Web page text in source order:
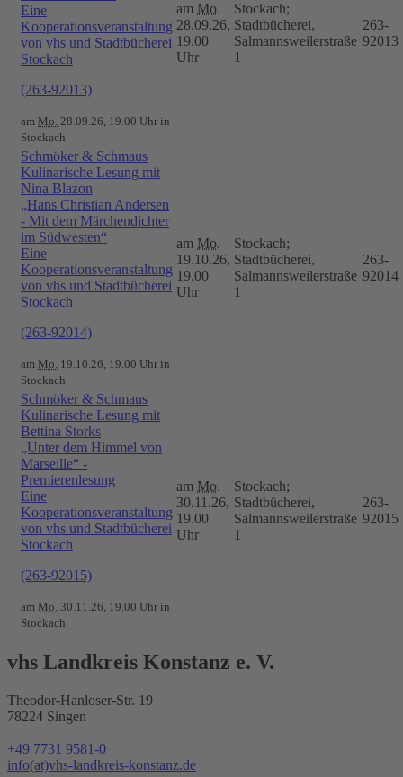
Eine
Kooperationsveranstaltung
von vhs und Stadtbücherei
Stockach
(263-92013)
am Mo. 28.09.26, 19.00 Uhr in
Stockach
am Mo.
28.09.26,
19.00
Uhr
Stockach;
Stadtbücherei,
Salmannsweilerstraße
1
263-
92013
Schmöker & Schmaus
Kulinarische Lesung mit
Nina Blazon
„Hans Christian Andersen
- Mit dem Märchendichter
im Südwesten“
Eine
Kooperationsveranstaltung
von vhs und Stadtbücherei
Stockach
(263-92014)
am Mo. 19.10.26, 19.00 Uhr in
Stockach
am Mo.
19.10.26,
19.00
Uhr
Stockach;
Stadtbücherei,
Salmannsweilerstraße
1
263-
92014
Schmöker & Schmaus
Kulinarische Lesung mit
Bettina Storks
„Unter dem Himmel von
Marseille“ -
Premierenlesung
Eine
Kooperationsveranstaltung
von vhs und Stadtbücherei
Stockach
(263-92015)
am Mo. 30.11.26, 19.00 Uhr in
Stockach
am Mo.
30.11.26,
19.00
Uhr
Stockach;
Stadtbücherei,
Salmannsweilerstraße
1
263-
92015
vhs Landkreis Konstanz e. V.
Theodor-Hanloser-Str. 19
78224 Singen
+49 7731 9581-0
info(at)vhs-landkreis-konstanz.de